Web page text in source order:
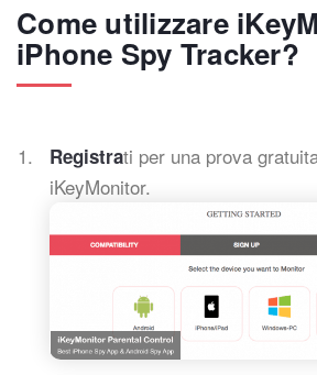
Come utilizzare
iPhone Spy Tracker?
Registrati per una prova
iKeyMonitor.